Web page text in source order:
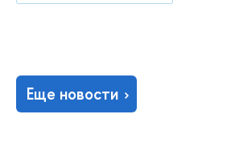
Еще новости